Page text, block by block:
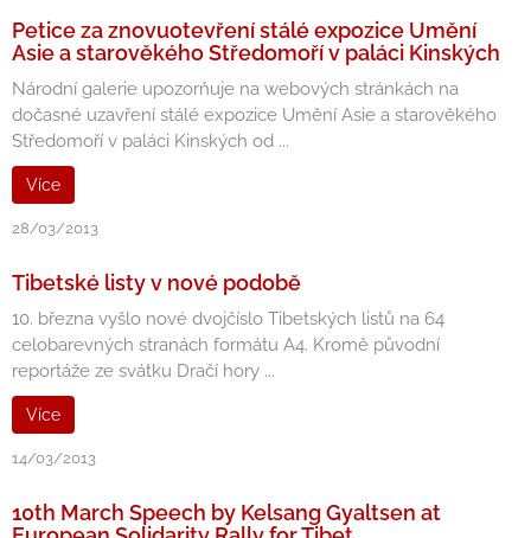
Petice za znovuotevření stálé expozice Umění
Asie a starověkého Středomoří v paláci Kinských
Národní galerie upozorňuje na webových stránkách na
dočasné uzavření stálé expozice Umění Asie a starověkého
Středomoří v paláci Kinských od ...
Více
28/03/2013
Tibetské listy v nové podobě
10. března vyšlo nové dvojčíslo Tibetských listů na 64
celobarevných stranách formátu A4. Kromě původní
reportáže ze svátku Dračí hory ...
Více
14/03/2013
10th March Speech by Kelsang Gyaltsen at